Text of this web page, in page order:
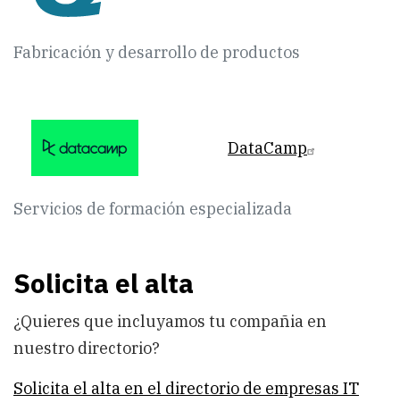
Fabricación y desarrollo de productos
Servicios de formación especializada
DataCamp
Solicita el alta
¿Quieres que incluyamos tu compañia en
nuestro directorio?
Solicita el alta en el directorio de empresas IT